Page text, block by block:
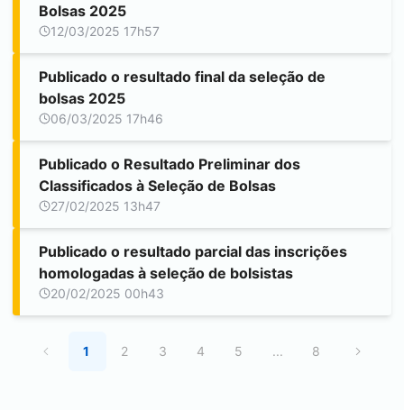
Bolsas 2025
12/03/2025 17h57
Publicado o resultado final da seleção de
bolsas 2025
06/03/2025 17h46
Publicado o Resultado Preliminar dos
Classificados à Seleção de Bolsas
27/02/2025 13h47
Publicado o resultado parcial das inscrições
homologadas à seleção de bolsistas
20/02/2025 00h43
1 2 3 4 5 ... 8